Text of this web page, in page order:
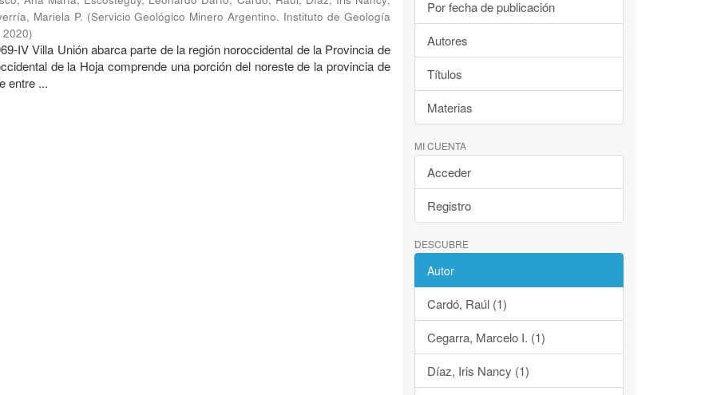
Mariela P. (Servicio Geológico Minero Argentino. Instituto de Geología
2020)
IV Villa Unión abarca parte de la región noroccidental de la Provincia de
de la Hoja comprende una porción del noreste de la provincia de
entre ...
Por fecha de publicación
Autores
Títulos
Materias
MI CUENTA
Acceder
Registro
DESCUBRE
Autor
Cardó, Raúl (1)
Cegarra, Marcelo I. (1)
Díaz, Iris Nancy (1)